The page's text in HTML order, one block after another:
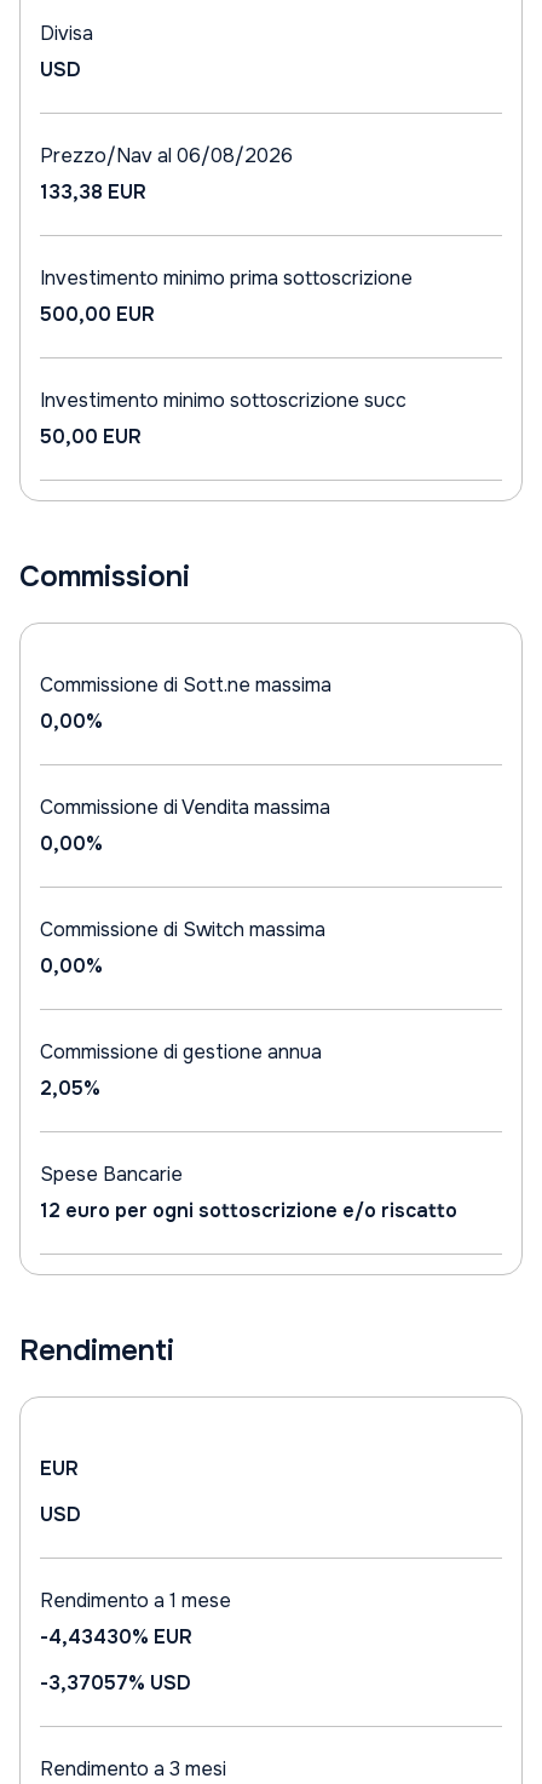
Divisa
USD
Prezzo/Nav al 06/08/2026
133,38 EUR
Investimento minimo prima sottoscrizione
500,00 EUR
Investimento minimo sottoscrizione succ
50,00 EUR
Commissioni
Commissione di Sott.ne massima
0,00%
Commissione di Vendita massima
0,00%
Commissione di Switch massima
0,00%
Commissione di gestione annua
2,05%
Spese Bancarie
12 euro per ogni sottoscrizione e/o riscatto
Rendimenti
EUR
USD
Rendimento a 1 mese
-4,43430% EUR
-3,37057% USD
Rendimento a 3 mesi